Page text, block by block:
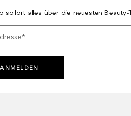
sofort alles über die neuesten
*
ANMELDEN